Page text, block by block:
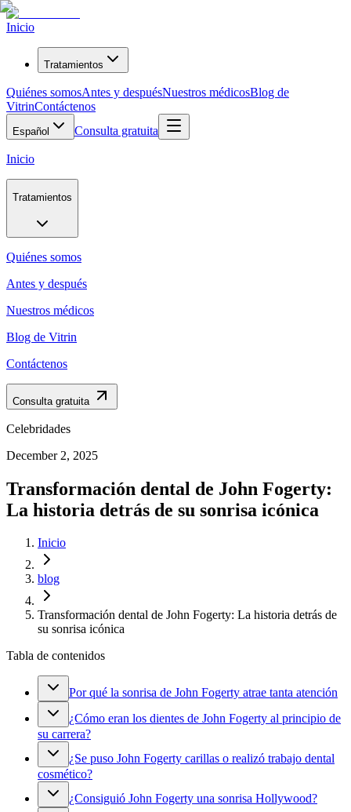
Inicio
Tratamientos
Quiénes somosAntes y despuésNuestros médicosBlog de
VitrinContáctenos
Español Consulta gratuita
Inicio
Tratamientos
Quiénes somos
Antes y después
Nuestros médicos
Blog de Vitrin
Contáctenos
Consulta gratuita
Celebridades
December 2, 2025
Transformación dental de John Fogerty:
La historia detrás de su sonrisa icónica
Inicio
blog
Transformación dental de John Fogerty: La historia detrás de
su sonrisa icónica
Tabla de contenidos
Por qué la sonrisa de John Fogerty atrae tanta atención
¿Cómo eran los dientes de John Fogerty al principio de
su carrera?
¿Se puso John Fogerty carillas o realizó trabajo dental
cosmético?
¿Consiguió John Fogerty una sonrisa Hollywood?